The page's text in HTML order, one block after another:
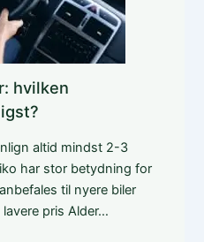
hvilken
altid mindst 2-3
har stor betydning for
til nyere biler
pris Alder…